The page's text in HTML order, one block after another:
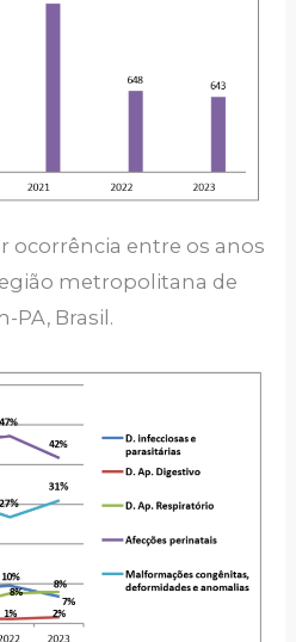
ocorrência entre os anos
metropolitana de
PA, Brasil.